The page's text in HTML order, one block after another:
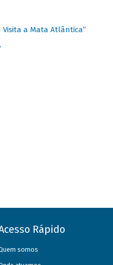
a Mata Atlântica”
Rápido
somos